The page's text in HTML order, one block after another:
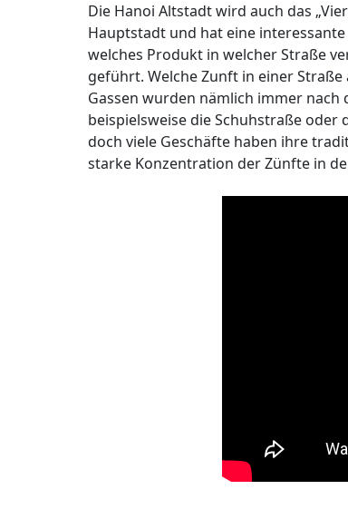
Die Hanoi Altstadt wird auch das
Hauptstadt und hat eine
welches Produkt in welcher Straße
geführt. Welche Zunft in einer
Gassen wurden nämlich immer
beispielsweise die Schuhstraße oder
doch viele Geschäfte haben ihre
starke Konzentration der Zünfte in